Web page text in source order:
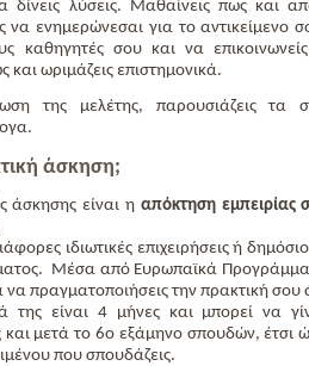
δίνεις λύσεις. Μαθαίνεις πως και
να ενημερώνεσαι για το αντικείμενο
καθηγητές σου και να
και ωριμάζεις επιστημονικά.
της μελέτης, παρουσιάζεις τα
άσκηση;
άσκησης είναι η απόκτηση εμπειρίας
ιδιωτικές επιχειρήσεις ή
Μέσα από Ευρωπαϊκά
να πραγματοποιήσεις την πρακτική
της είναι 4 μήνες και μπορεί να
και μετά το 6ο εξάμηνο σπουδών, έτσι
που σπουδάζεις.